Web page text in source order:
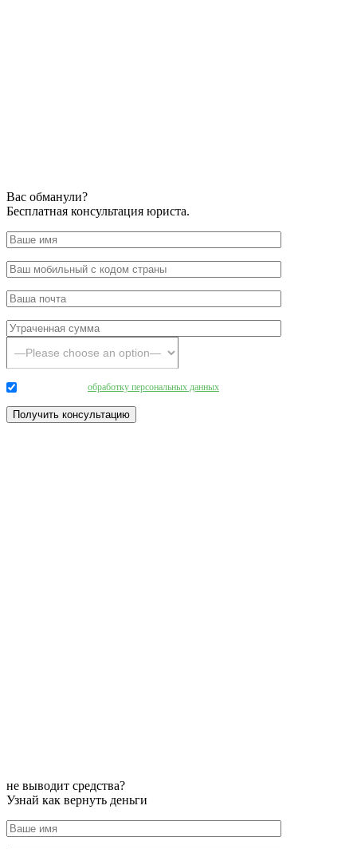
Вас обманули?
Бесплатная консультация юриста.
обработку персональных данных
не выводит средства?
Узнай как вернуть деньги